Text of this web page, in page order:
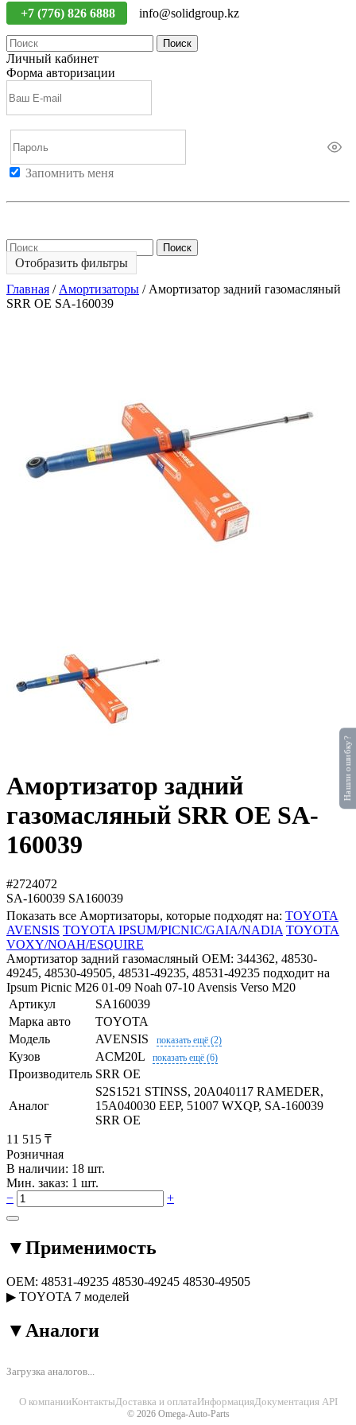
+7 (776) 826 6888 info@solidgroup.kz
Поиск
Личный кабинет
Форма авторизации
Запомнить меня
Поиск
Отобразить фильтры
Главная / Амортизаторы / Амортизатор задний газомасляный
SRR OE SA-160039
Амортизатор задний
газомасляный SRR OE SA-
160039
#2724072
SA-160039 SA160039
Показать все Амортизаторы, которые подходят на: TOYOTA
AVENSIS TOYOTA IPSUM/PICNIC/GAIA/NADIA TOYOTA
VOXY/NOAH/ESQUIRE
Амортизатор задний газомасляный OEM: 344362, 48530-
49245, 48530-49505, 48531-49235, 48531-49235 подходит на
Ipsum Picnic M26 01-09 Noah 07-10 Avensis Verso M20
Артикул
SA160039
Марка авто
TOYOTA
Модель
AVENSIS показать ещё (2)
Кузов ACM20L показать ещё (6)
Производитель SRR OE
Аналог
S2S1521 STINSS, 20A040117 RAMEDER,
15A040030 EEP, 51007 WXQP, SA-160039
SRR OE
11 515 ₸
Розничная
В наличии: 18 шт.
Мин. заказ: 1 шт.
−
+
▼Применимость
OEM: 48531-49235 48530-49245 48530-49505
▶ TOYOTA 7 моделей
▼ Аналоги
Загрузка аналогов...
О компанииКонтактыДоставка и оплатаИнформацияДокументация API
© 2026 Omega-Auto-Parts
Нашли ошибку?